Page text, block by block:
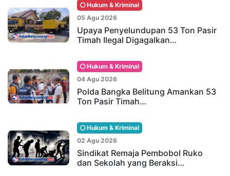
Hukum & Kriminal
05 Agu 2026
Upaya Penyelundupan 53 Ton Pasir
Timah Ilegal Digagalkan…
Hukum & Kriminal
04 Agu 2026
Polda Bangka Belitung Amankan 53
Ton Pasir Timah…
Hukum & Kriminal
02 Agu 2026
Sindikat Remaja Pembobol Ruko
dan Sekolah yang Beraksi…